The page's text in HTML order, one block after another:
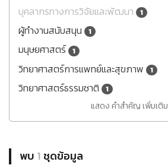
บุคลากรทางการวิจัยและพัฒนา 1
ผู้ทำงานสนับสนุน 1
มนุษยศาสตร์ 1
วิทยาศาสตร์การแพทย์และสุขภาพ 1
วิทยาศาสตร์ธรรมชาติ 1
แสดง คำสำคัญ เพิ่มเติม
พบ 1ชุดข้อมูล